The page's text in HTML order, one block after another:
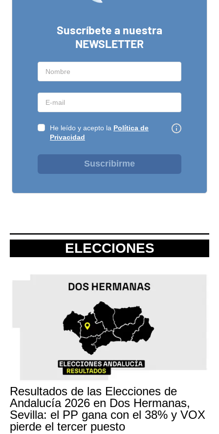
Suscríbete a nuestra
NEWSLETTER
He leído y acepto la Política de
Privacidad
Suscribirme
ELECCIONES
Resultados de las Elecciones de
Andalucía 2026 en Dos Hermanas,
Sevilla: el PP gana con el 38% y VOX
pierde el tercer puesto